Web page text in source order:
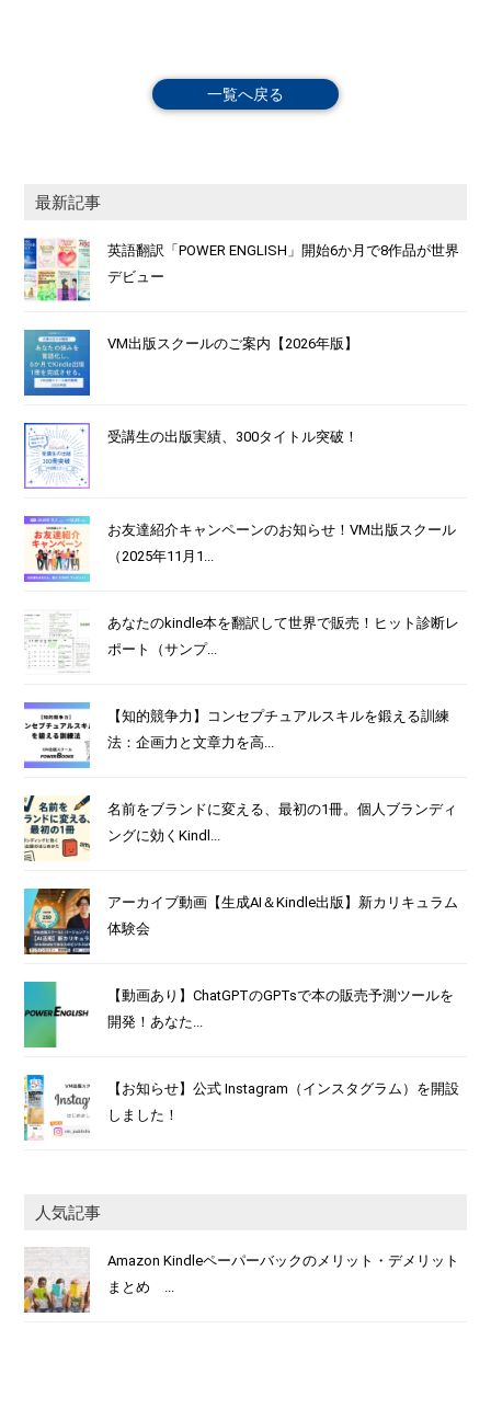
一覧へ戻る
最新記事
英語翻訳「POWER ENGLISH」開始6か月で8作品が世界
デビュー
VM出版スクールのご案内【2026年版】
受講生の出版実績、300タイトル突破！
お友達紹介キャンペーンのお知らせ！VM出版スクール
（2025年11月1...
あなたのkindle本を翻訳して世界で販売！ヒット診断レ
ポート（サンプ...
【知的競争力】コンセプチュアルスキルを鍛える訓練
法：企画力と文章力を高...
名前をブランドに変える、最初の1冊。個人ブランディ
ングに効くKindl...
アーカイブ動画【生成AI＆Kindle出版】新カリキュラム
体験会
【動画あり】ChatGPTのGPTsで本の販売予測ツールを
開発！あなた...
【お知らせ】公式 Instagram（インスタグラム）を開設
しました！
人気記事
Amazon Kindleペーパーバックのメリット・デメリット
まとめ ...